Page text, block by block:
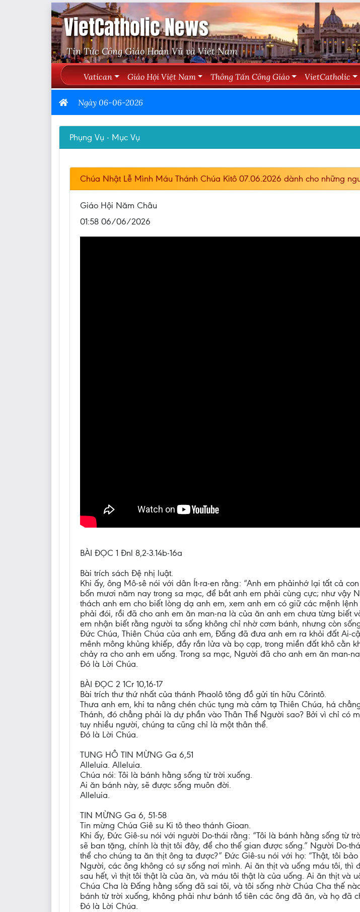
VietCatholic News
Tin Tức Công Giáo Hoàn Vũ và Việt Nam
Vatican Giáo Hội Việt Nam Thông Tấn Công Giáo VietCatholic
Ngày 06-06-2026
Phụng Vụ - Mục Vụ
Chúa Nhật Lễ Mình Máu Thánh Chúa Kitô 07.06.2026 dành cho những
Giáo Hội Năm Châu
01:58 06/06/2026
BÀI ĐỌC 1 Đnl 8,2-3.14b-16a
Bài trích sách Đệ nhị luật.
Khi ấy, ông Mô-sê nói với dân Ít-ra-en rằng: “Anh em phảinhớ lại tất cả
bốn mươi năm nay trong sa mạc, để bắt anh em phải cùng cực; như vậy
thách anh em cho biết lòng dạ anh em, xem anh em có giữ các mệnh
phải đói, rồi đã cho anh em ăn man-na là của ăn anh em chưa từng biết
em nhận biết rằng người ta sống không chỉ nhờ cơm bánh, nhưng còn
Đức Chúa, Thiên Chúa của anh em, Đấng đã đưa anh em ra khỏi đất Ai-
mênh mông khủng khiếp, đầy rắn lửa và bọ cạp, trong miền đất khô cằn
chảy ra cho anh em uống. Trong sa mạc, Người đã cho anh em ăn man-
Đó là Lời Chúa.
BÀI ĐỌC 2 1Cr 10,16-17
Bài trích thư thứ nhất của thánh Phaolô tông đồ gửi tín hữu Côrintô.
Thưa anh em, khi ta nâng chén chúc tụng mà cảm tạ Thiên Chúa, há
Thánh, đó chẳng phải là dự phần vào Thân Thể Người sao? Bởi vì chỉ có
tuy nhiều người, chúng ta cũng chỉ là một thân thể.
Đó là Lời Chúa.
TUNG HÔ TIN MỪNG Ga 6,51
Alleluia. Alleluia.
Chúa nói: Tôi là bánh hằng sống từ trời xuống.
Ai ăn bánh này, sẽ được sống muôn đời.
Alleluia.
TIN MỪNG Ga 6, 51-58
Tin mừng Chúa Giê su Ki tô theo thánh Gioan.
Khi ấy, Đức Giê-su nói với người Do-thái rằng: “Tôi là bánh hằng sống từ
sẽ ban tặng, chính là thịt tôi đây, để cho thế gian được sống.” Người Do-
thể cho chúng ta ăn thịt ông ta được?” Đức Giê-su nói với họ: “Thật, tôi
Người, các ông không có sự sống nơi mình. Ai ăn thịt và uống máu tôi,
sau hết, vì thịt tôi thật là của ăn, và máu tôi thật là của uống. Ai ăn thịt và
Chúa Cha là Đấng hằng sống đã sai tôi, và tôi sống nhờ Chúa Cha thế
bánh từ trời xuống, không phải như bánh tổ tiên các ông đã ăn, và họ đã
Đó là Lời Chúa.